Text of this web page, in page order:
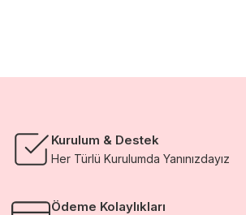
Kurulum & Destek
Her Türlü Kurulumda Yanınızdayız
Ödeme Kolaylıkları